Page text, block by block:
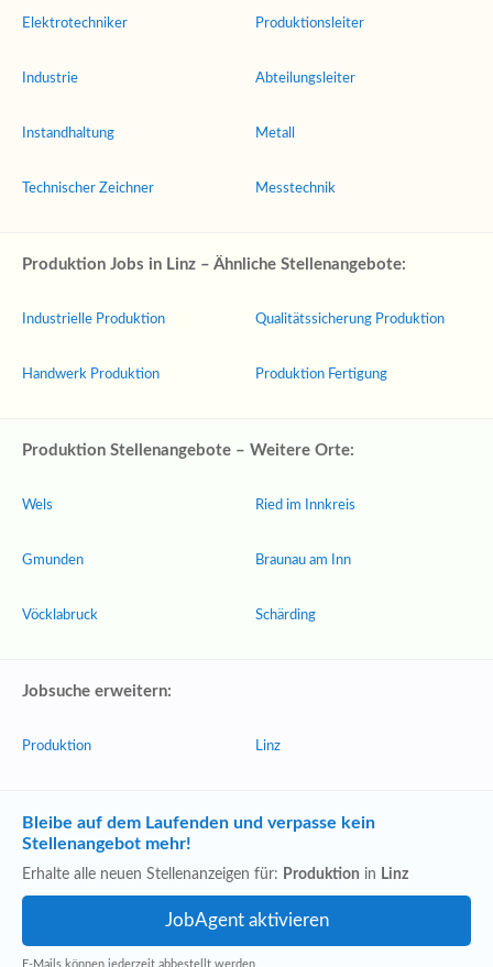
Elektrotechniker
Industrie
Instandhaltung
Technischer Zeichner
Produktionsleiter
Abteilungsleiter
Metall
Messtechnik
Produktion Jobs in Linz – Ähnliche Stellenangebote:
Industrielle Produktion
Handwerk Produktion
Qualitätssicherung Produktion
Produktion Fertigung
Produktion Stellenangebote – Weitere Orte:
Wels
Gmunden
Vöcklabruck
Ried im Innkreis
Braunau am Inn
Schärding
Jobsuche erweitern:
Produktion Linz
Bleibe auf dem Laufenden und verpasse kein
Stellenangebot mehr!
Erhalte alle neuen Stellenanzeigen für: Produktion in Linz
E-Mails können jederzeit abbestellt werden.